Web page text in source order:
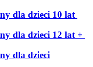
dla dzieci 10 lat
dla dzieci 12 lat +
dla dzieci